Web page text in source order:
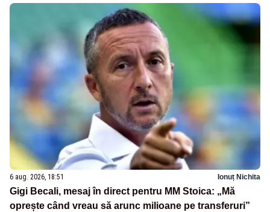
6 aug. 2026, 18:51 Ionuț Nichita
Gigi Becali, mesaj în direct pentru MM Stoica: „Mă
oprește când vreau să arunc milioane pe transferuri”